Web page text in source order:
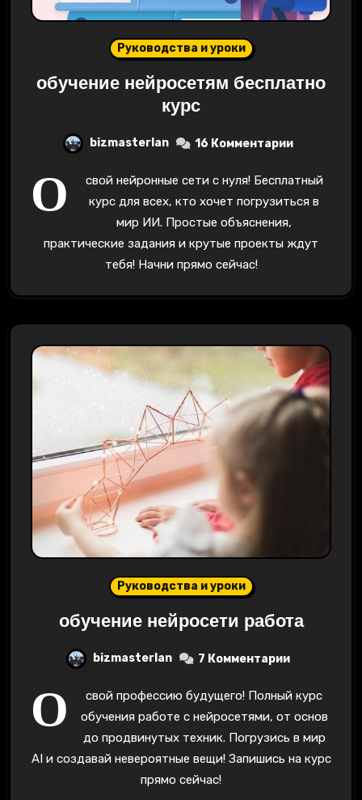
Руководства и уроки
обучение нейросетям бесплатно
курс
bizmasterlan 16 Комментарии
О
свой нейронные сети с нуля! Бесплатный
курс для всех, кто хочет погрузиться в
мир ИИ. Простые объяснения,
практические задания и крутые проекты ждут
тебя! Начни прямо сейчас!
Руководства и уроки
обучение нейросети работа
bizmasterlan 7 Комментарии
О
свой профессию будущего! Полный курс
обучения работе с нейросетями, от основ
до продвинутых техник. Погрузись в мир
AI и создавай невероятные вещи! Запишись на курс
прямо сейчас!